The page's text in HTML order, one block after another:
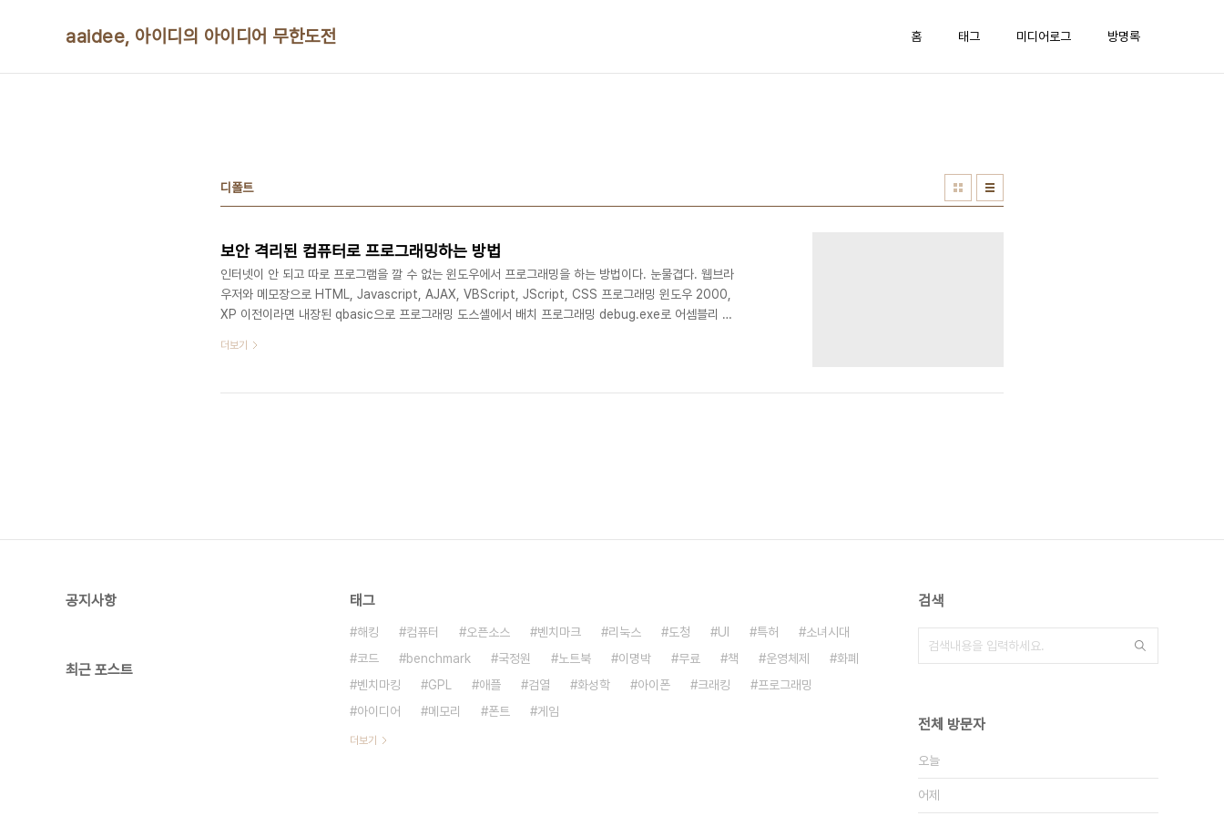
aaidee, 아이디의 아이디어 무한도전 홈 태그 미디어로그 방명록
디폴트
보안 격리된 컴퓨터로 프로그래밍하는 방법
인터넷이 안 되고 따로 프로그램을 깔 수 없는 윈도우에서 프로그래밍을 하는 방법이다. 눈물겹다. 웹브라
우저와 메모장으로 HTML, Javascript, AJAX, VBScript, JScript, CSS 프로그래밍 윈도우 2000,
XP 이전이라면 내장된 qbasic으로 프로그래밍 도스셸에서 배치 프로그래밍 debug.exe로 어셈블리 프
그래밍 윈도우스크립트호스트가 깔려있으면 WScript, JScript 프로그래밍 윈도우 최신 버전이면 파워셸
넷 프로그래밍 마이크로소프트 오피스가 깔려있으면 VB..
더보기
공지사항
최근 포스트
태그
해킹 컴퓨터 오픈소스 벤치마크 리눅스 도청 UI 특허
소녀시대
코드
benchmark 국정원 노트북 이명박 무료 책 운영체제
화폐
벤치마킹
GPL 애플 검열 화성학 아이폰 크래킹
프로그래밍
아이디어
메모리 폰트 게임
더보기
검색
전체 방문자
오늘
어제